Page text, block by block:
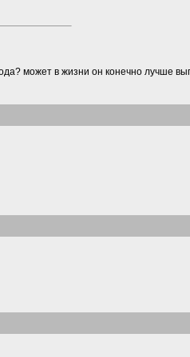
может в жизни он конечно лучше